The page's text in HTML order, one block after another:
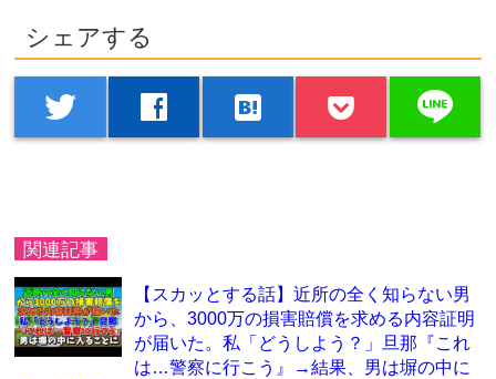
シェアする
twitter facebook hatenabookmark line
関連記事
【スカッとする話】近所の全く知らない男
から、3000万の損害賠償を求める内容証明
が届いた。私「どうしよう？」旦那『これ
は…警察に行こう』→結果、男は塀の中に